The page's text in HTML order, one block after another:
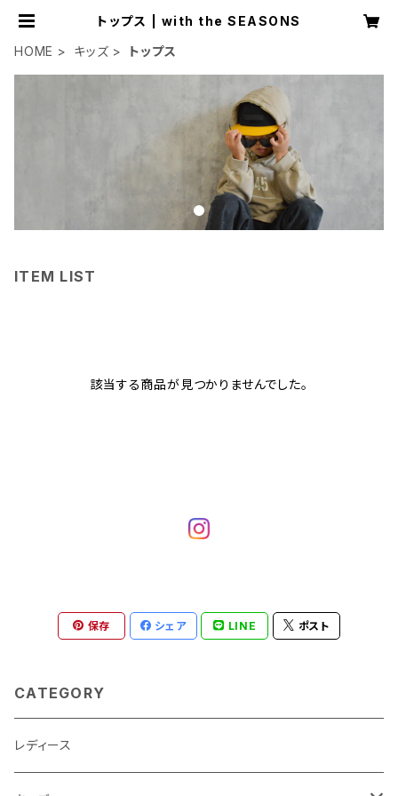
トップス | with the SEASONS
HOME
キッズ トップス
ITEM LIST
該当する商品が見つかりませんでした。
保存 シェア LINE ポスト
CATEGORY
レディース